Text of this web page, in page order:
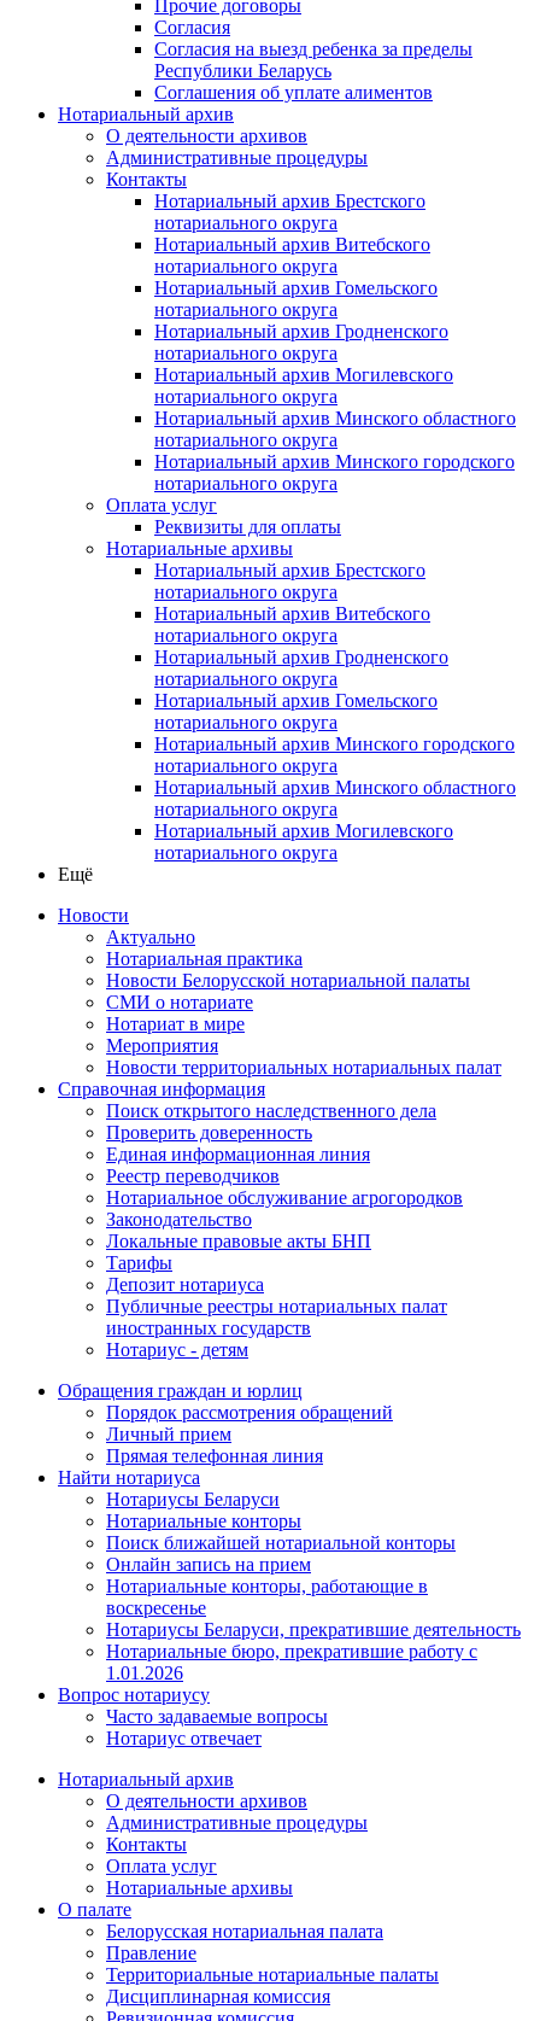
Прочие договоры
Согласия
Согласия на выезд ребенка за пределы
Республики Беларусь
Соглашения об уплате алиментов
Нотариальный архив
О деятельности архивов
Административные процедуры
Контакты
Нотариальный архив Брестского
нотариального округа
Нотариальный архив Витебского
нотариального округа
Нотариальный архив Гомельского
нотариального округа
Нотариальный архив Гродненского
нотариального округа
Нотариальный архив Могилевского
нотариального округа
Нотариальный архив Минского областного
нотариального округа
Нотариальный архив Минского городского
нотариального округа
Оплата услуг
Реквизиты для оплаты
Нотариальные архивы
Нотариальный архив Брестского
нотариального округа
Нотариальный архив Витебского
нотариального округа
Нотариальный архив Гродненского
нотариального округа
Нотариальный архив Гомельского
нотариального округа
Нотариальный архив Минского городского
нотариального округа
Нотариальный архив Минского областного
нотариального округа
Нотариальный архив Могилевского
нотариального округа
Ещё
Новости
Актуально
Нотариальная практика
Новости Белорусской нотариальной палаты
СМИ о нотариате
Нотариат в мире
Мероприятия
Новости территориальных нотариальных палат
Справочная информация
Поиск открытого наследственного дела
Проверить доверенность
Единая информационная линия
Реестр переводчиков
Нотариальное обслуживание агрогородков
Законодательство
Локальные правовые акты БНП
Тарифы
Депозит нотариуса
Публичные реестры нотариальных палат
иностранных государств
Нотариус - детям
Обращения граждан и юрлиц
Порядок рассмотрения обращений
Личный прием
Прямая телефонная линия
Найти нотариуса
Нотариусы Беларуси
Нотариальные конторы
Поиск ближайшей нотариальной конторы
Онлайн запись на прием
Нотариальные конторы, работающие в
воскресенье
Нотариусы Беларуси, прекратившие деятельность
Нотариальные бюро, прекратившие работу с
1.01.2026
Вопрос нотариусу
Часто задаваемые вопросы
Нотариус отвечает
Нотариальный архив
О деятельности архивов
Административные процедуры
Контакты
Оплата услуг
Нотариальные архивы
О палате
Белорусская нотариальная палата
Правление
Территориальные нотариальные палаты
Дисциплинарная комиссия